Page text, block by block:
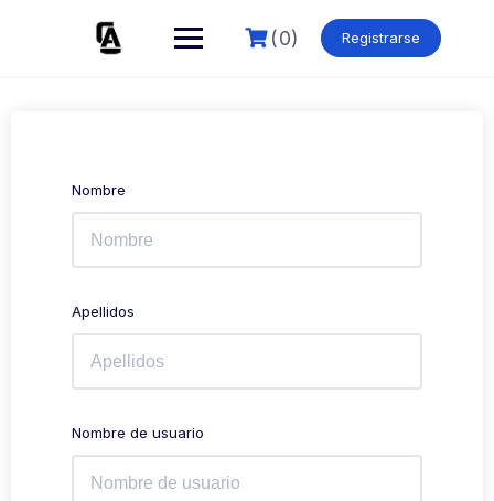
(0) Registrarse
Nombre
Apellidos
Nombre de usuario